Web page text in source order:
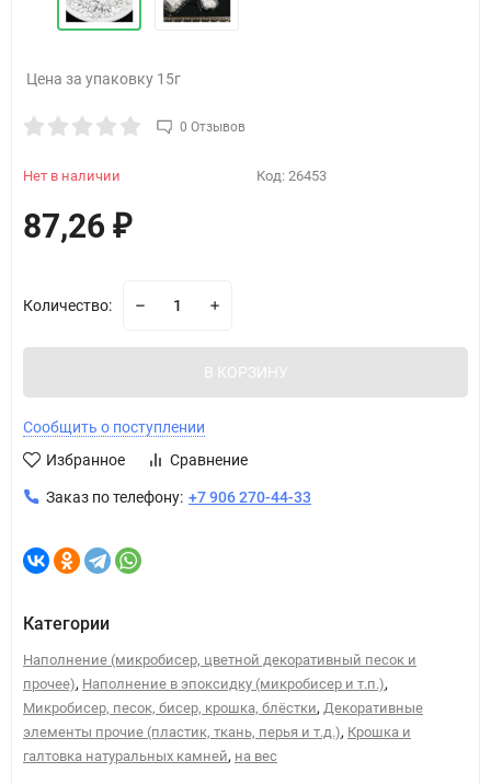
Цена за упаковку 15г
0 Отзывов
Нет в наличии Код: 26453
87,26 ₽
Количество:
В КОРЗИНУ
Сообщить о поступлении
Избранное
Сравнение
Заказ по телефону: +7 906 270-44-33
Категории
Наполнение (микробисер, цветной декоративный песок и
прочее), Наполнение в эпоксидку (микробисер и т.п.),
Микробисер, песок, бисер, крошка, блёстки, Декоративные
элементы прочие (пластик, ткань, перья и т.д.), Крошка и
галтовка натуральных камней, на вес